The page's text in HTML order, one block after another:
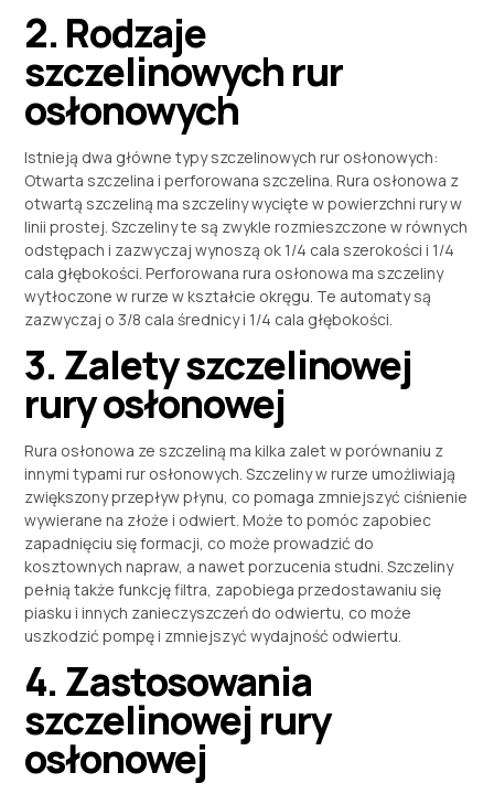
2. Rodzaje
szczelinowych rur
osłonowych
Istnieją dwa główne typy szczelinowych rur osłonowych:
Otwarta szczelina i perforowana szczelina. Rura osłonowa z
otwartą szczeliną ma szczeliny wycięte w powierzchni rury w
linii prostej. Szczeliny te są zwykle rozmieszczone w równych
odstępach i zazwyczaj wynoszą ok 1/4 cala szerokości i 1/4
cala głębokości. Perforowana rura osłonowa ma szczeliny
wytłoczone w rurze w kształcie okręgu. Te automaty są
zazwyczaj o 3/8 cala średnicy i 1/4 cala głębokości.
3. Zalety szczelinowej
rury osłonowej
Rura osłonowa ze szczeliną ma kilka zalet w porównaniu z
innymi typami rur osłonowych. Szczeliny w rurze umożliwiają
zwiększony przepływ płynu, co pomaga zmniejszyć ciśnienie
wywierane na złoże i odwiert. Może to pomóc zapobiec
zapadnięciu się formacji, co może prowadzić do
kosztownych napraw, a nawet porzucenia studni. Szczeliny
pełnią także funkcję filtra, zapobiega przedostawaniu się
piasku i innych zanieczyszczeń do odwiertu, co może
uszkodzić pompę i zmniejszyć wydajność odwiertu.
4. Zastosowania
szczelinowej rury
osłonowej